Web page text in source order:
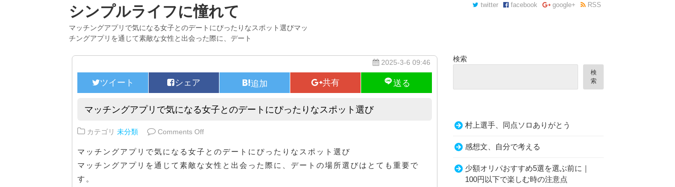
シンプルライフに憧れて
マッチングアプリで気になる女子とのデートにぴったりなスポット選びマッ
チングアプリを通じて素敵な女性と出会った際に、デート
twitter facebook google+ RSS
2025-3-6 09:46
マッチングアプリで気になる女子とのデートにぴったりなスポット選び
カテゴリ 未分類 Comments Offon マッチングアプリで気になる女子とのデートにぴったりなスポット選び
マッチングアプリで気になる女子とのデートにぴったりなスポット選び
マッチングアプリを通じて素敵な女性と出会った際に、デートの場所選びはとても重要で
す。
検索
検
索
村上選手、同点ソロありがとう
感想文、自分で考える
少額オリパおすすめ5選を選ぶ前に｜
100円以下で楽しむ時の注意点